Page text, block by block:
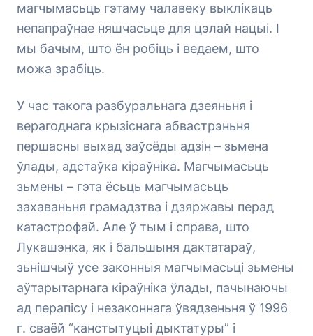
магчымасьць гэтаму чалавеку выклікаць
непапраўнае няшчасьце для цэлай нацыі. І
мы бачым, што ён робіць і ведаем, што
можа зрабіць.
У час такога разбуральнага дзеяньня і
верагоднага крызіснага абвастрэньня
першасны выхад заўсёды адзін – зьмена
ўлады, адстаўка кіраўніка. Магчымасьць
зьмены – гэта ёсьць магчымасьць
захаваньня грамадзтва і дзяржавы перад
катастрофай. Але ў тым і справа, што
Лукашэнка, як і бальшыня дактатараў,
зьнішчыў усе законныя магчымасьці зьмены
аўтарытарнага кіраўніка ўлады, пачынаючы
ад перапісу і незаконнага ўвядзеньня ў 1996
г. сваёй “канстытуцыі дыктатуры” і